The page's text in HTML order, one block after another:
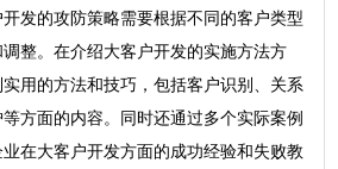
发的攻防策略需要根据不同的客户类型
整。在介绍大客户开发的实施方法方
用的方法和技巧，包括客户识别、关系
方面的内容。同时还通过多个实际案例
在大客户开发方面的成功经验和失败教